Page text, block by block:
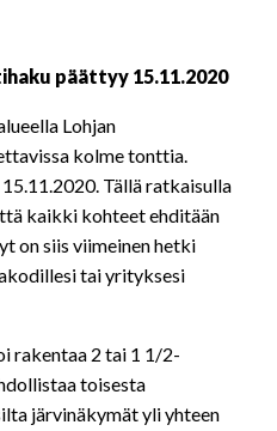
päättyy 15.11.2020
Lohjan
kolme tonttia.
Tällä ratkaisulla
kaikki kohteet ehditään
on siis viimeinen hetki
tai yrityksesi
rakentaa 2 tai 1 1/2-
toisesta
järvinäkymät yli yhteen